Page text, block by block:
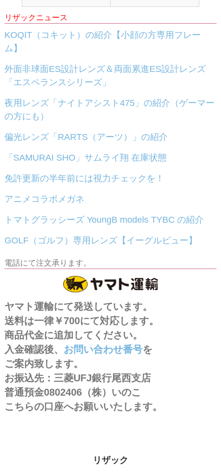
リザックニュース
KOQIT（コキット）の紹介【小顔の方専用フレー
ム】
外面非球面ES設計レンズ＆両面累進ES設計レンズ
「エスペランスシリーズ」
夜用レンズ「ナイトアシスト475」の紹介（ゲーマー
の方にも）
偏光レンズ「RARTS（アーツ）」の紹介
「SAMURAI SHO」サムライ翔 在庫状態
免許更新の半年前には視力チェックを！
アニメコラボメガネ
トマトグラッシーズ YoungB models TYBC の紹介
GOLF（ゴルフ）専用レンズ【イーグルビュー】
電話にて注文承ります。
ヤマト運輸にて発送しています。
送料は一律￥700にて対応します。
商品代金に追加してください。
入金確認後、 お問い合わせ番号を
ご案内致します。
お振込先：三菱UFJ銀行尾西支店
普通預金0802406（株）いのこ
こちらの口座へお願いいたします。
リザック